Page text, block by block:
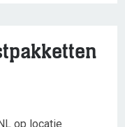
op locatie